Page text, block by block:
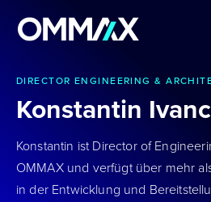
DIRECTOR ENGINEERING &
Konstantin
Konstantin ist Director of
OMMAX und verfügt über mehr
in der Entwicklung und